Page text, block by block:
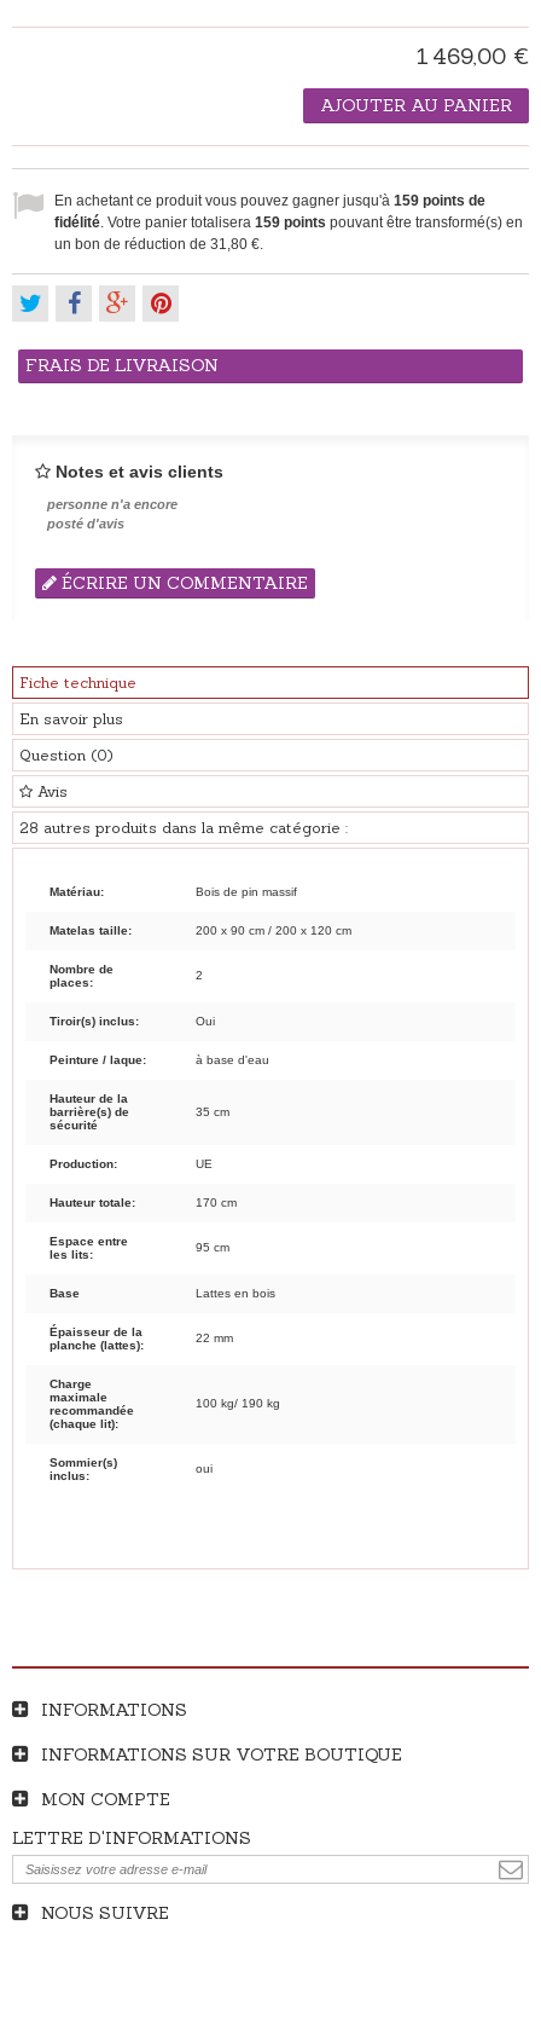
1 469,00 €
AJOUTER AU PANIER
En achetant ce produit vous pouvez gagner jusqu'à 159 points de
fidélité . Votre panier totalisera 159 points pouvant être transformé(s) en
un bon de réduction de 31,80 €
FRAIS DE LIVRAISON
Notes et avis clients
personne n'a encore
posté d'avis
ÉCRIRE UN COMMENTAIRE
Fiche technique
En savoir plus
Question (0)
Avis
28 autres produits dans la même catégorie :
Matériau: Bois de pin massif
Matelas taille: 200 x 90 cm / 200 x 120 cm
Nombre de
places:
2
Tiroir(s) inclus: Oui
Peinture / laque: à base d'eau
Hauteur de la
barrière(s) de
sécurité
35 cm
Production: UE
Hauteur totale: 170 cm
Espace entre
les lits:
95 cm
Base Lattes en bois
Épaisseur de la
planche (lattes):
22 mm
Charge
maximale
recommandée
(chaque lit):
100 kg/ 190 kg
Sommier(s)
inclus:
oui
INFORMATIONS
INFORMATIONS SUR VOTRE BOUTIQUE
MON COMPTE
LETTRE D'INFORMATIONS
NOUS SUIVRE